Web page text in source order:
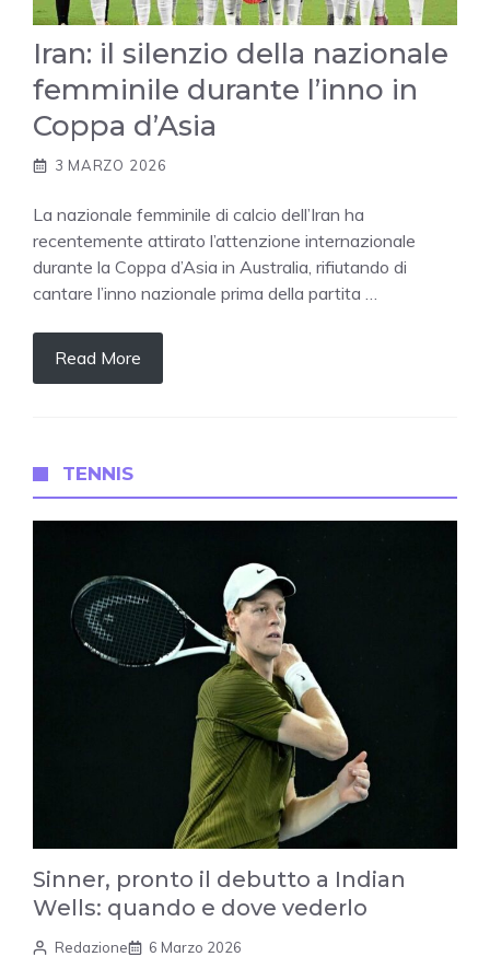
Iran: il silenzio della nazionale
femminile durante l’inno in
Coppa d’Asia
3 MARZO 2026
La nazionale femminile di calcio dell’Iran ha
recentemente attirato l’attenzione internazionale
durante la Coppa d’Asia in Australia, rifiutando di
cantare l’inno nazionale prima della partita …
Read More
TENNIS
Sinner, pronto il debutto a Indian
Wells: quando e dove vederlo
Redazione 6 Marzo 2026